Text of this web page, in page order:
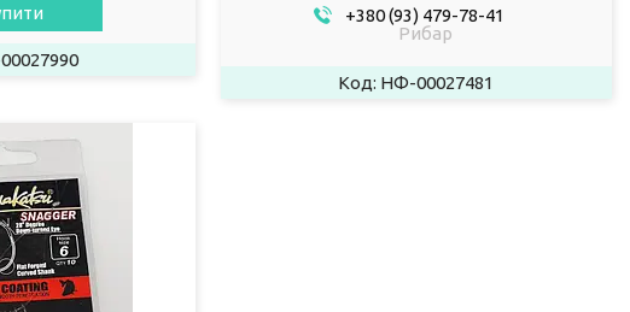
+380 (93) 479-78-41
Рибар
НФ-00027481